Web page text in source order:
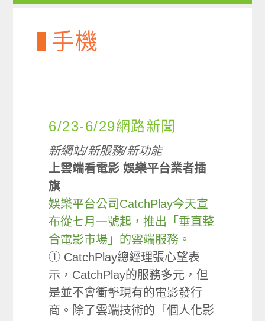
手機
6/23-6/29網路新聞
新網站/新服務/新功能
上雲端看電影 娛樂平台業者插
旗
娛樂平台公司CatchPlay今天宣
布從七月一號起，推出「垂直整
合電影市場」的雲端服務。
① CatchPlay總經理張心望表
示，CatchPlay的服務多元，但
是並不會衝擊現有的電影發行
商。除了雲端技術的「個人化影